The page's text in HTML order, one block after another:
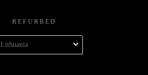
REFURBED
Lithuania